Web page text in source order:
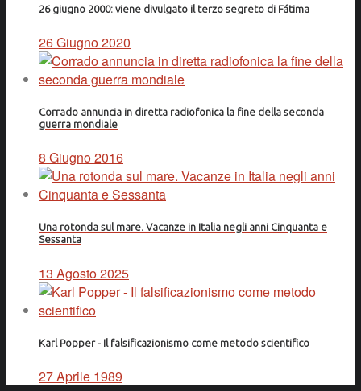
26 giugno 2000: viene divulgato il terzo segreto di Fátima
26 Giugno 2020
Corrado annuncia in diretta radiofonica la fine della seconda
guerra mondiale
8 Giugno 2016
Una rotonda sul mare. Vacanze in Italia negli anni Cinquanta e
Sessanta
13 Agosto 2025
Karl Popper - Il falsificazionismo come metodo scientifico
27 Aprile 1989